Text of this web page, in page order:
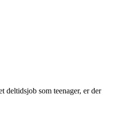
deltidsjob som teenager, er der